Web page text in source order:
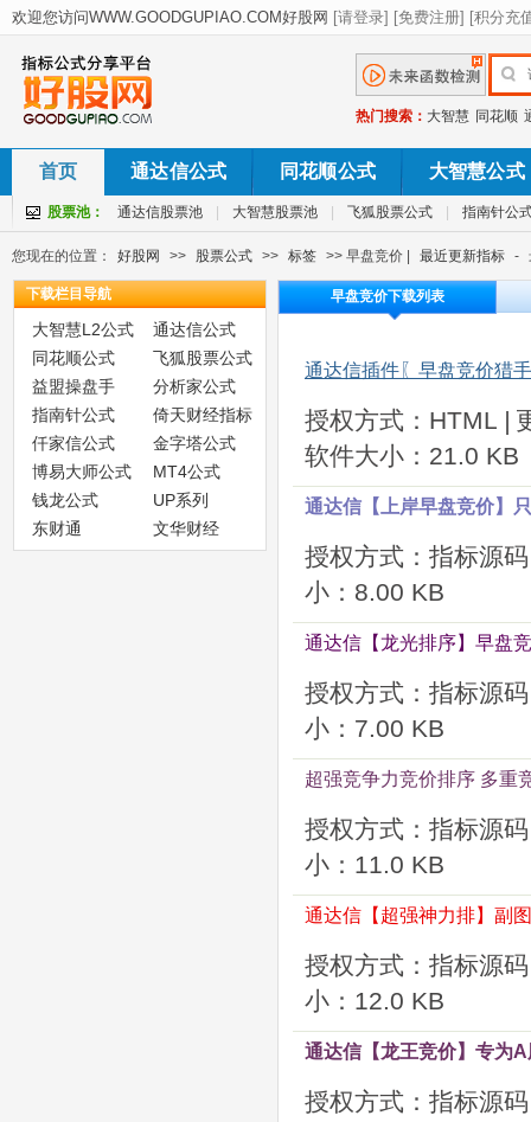
热门搜索： 大智慧 同花顺
首页 通达信公式 同花顺公式 大智慧公式
股票池： 通达信股票池 大智慧股票池 飞狐股票公式 指南针公
您现在的位置： 好股网 >> 股票公式 >> 标签 >> 早盘竞价 | 最近更新指标 -
下载栏目导航
大智慧L2公式
通达信公式
同花顺公式
飞狐股票公式
益盟操盘手
分析家公式
指南针公式
倚天财经指标
仟家信公式
金字塔公式
博易大师公式
MT4公式
钱龙公式
UP系列
东财通
文华财经
早盘竞价下载列表
通达信插件〖早盘竞价猎
授权方式：HTML |
软件大小：21.0 KB
通达信【上岸早盘竞价】
授权方式：指标源码
小：8.00 KB
通达信【龙光排序】早盘
授权方式：指标源码
小：7.00 KB
超强竞争力竞价排序 多重
授权方式：指标源码
小：11.0 KB
通达信【超强神力排】副
授权方式：指标源码
小：12.0 KB
通达信【龙王竞价】专为
授权方式：指标源码